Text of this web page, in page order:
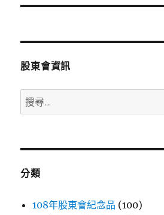
篇
章:
股東會資訊
搜
尋
鍵
分類
108年股東會紀念品 (100)